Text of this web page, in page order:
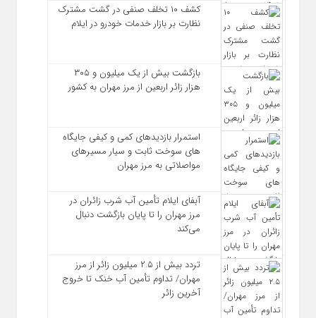
کشف ۱۰ تخلف صنفی در گشت مشترک
نظارت بر بازار خدمات خودرو در ایلام
بازگشت بیش از یک میلیون و ۳۰۵
هزار زائر اربعین از مرز مهران به کشور
استمرار بازدیدهای کمی و کیفی جایگاه‌
های سوخت ثابت و سیار مسیرهای
مواصلاتی به مرز مهران
آبفای ایلام تأمین آب شرب زائران در
مرز مهران را تا پایان بازگشت دنبال
می‌کند
تردد بیش از ۲.۵ میلیون زائر از مرز
مهران/ تداوم تأمین آب خنک تا خروج
آخرین زائر